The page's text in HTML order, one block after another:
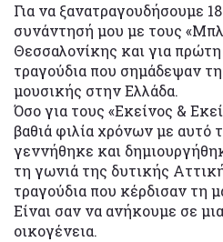
Για να ξανατραγουδήσουμε
συνάντησή μου με τους
Θεσσαλονίκης και για
τραγούδια που σημάδεψαν
μουσικής στην Ελλάδα.
Όσο για τους «Εκείνος &
βαθιά φιλία χρόνων με αυτό
γεννήθηκε και
τη γωνιά της δυτικής
τραγούδια που κέρδισαν τη
Είναι σαν να ανήκουμε σε
οικογένεια.